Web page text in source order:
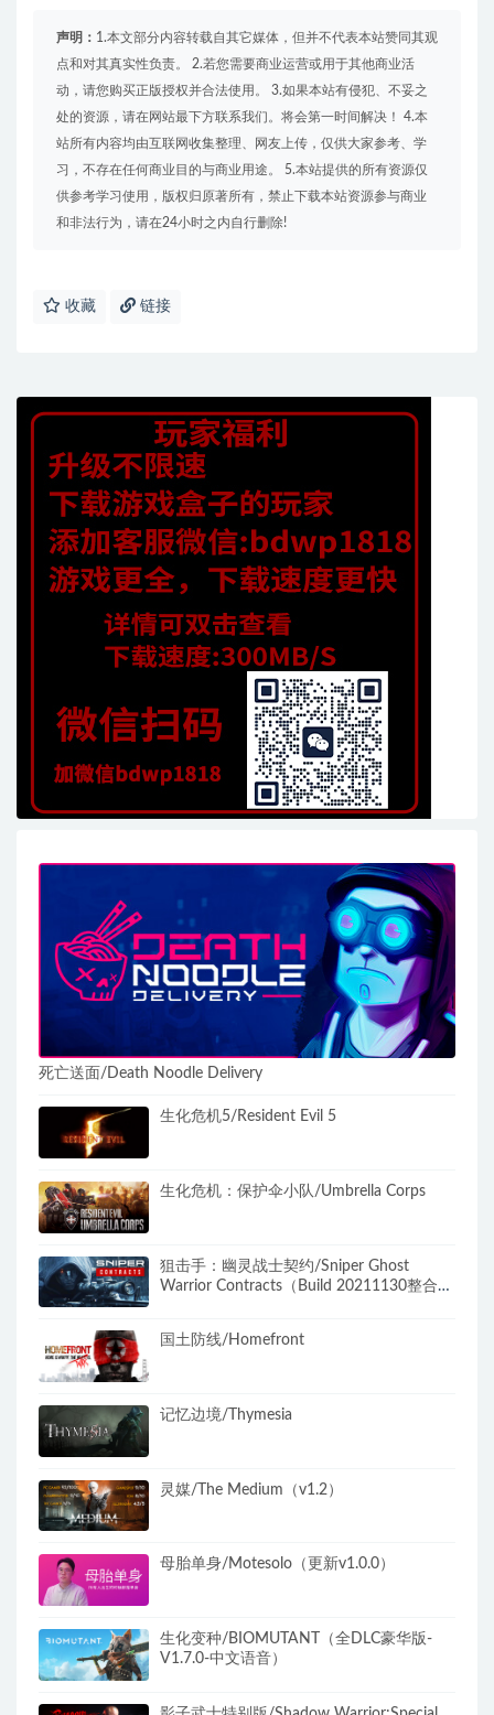
声明： 1.本文部分内容转载自其它媒体，但并不代表本站赞同其观
点和对其真实性负责。 2.若您需要商业运营或用于其他商业活
动，请您购买正版授权并合法使用。 3.如果本站有侵犯、不妥之
处的资源，请在网站最下方联系我们。将会第一时间解决！ 4.本
站所有内容均由互联网收集整理、网友上传，仅供大家参考、学
习，不存在任何商业目的与商业用途。 5.本站提供的所有资源仅
供参考学习使用，版权归原著所有，禁止下载本站资源参与商业
和非法行为，请在24小时之内自行删除!
收藏 链接
死亡送面/Death Noodle Delivery
生化危机5/Resident Evil 5
生化危机：保护伞小队/Umbrella Corps
狙击手：幽灵战士契约/Sniper Ghost
Warrior Contracts（Build 20211130整合
国土防线/Homefront
记忆边境/Thymesia
灵媒/The Medium（v1.2）
母胎单身/Motesolo（更新v1.0.0）
生化变种/BIOMUTANT（全DLC豪华版-
V1.7.0-中文语音）